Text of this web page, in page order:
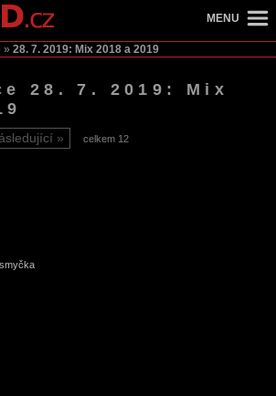
» 28. 7. 2019: Mix 2018 a 2019
28. 7. 2019: Mix
celkem 12
MENU